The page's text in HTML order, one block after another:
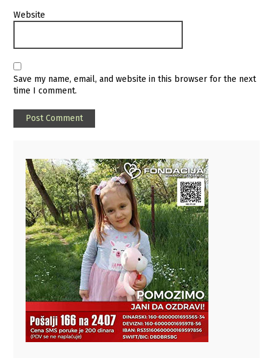
Website
Save my name, email, and website in this browser for the next
time I comment.